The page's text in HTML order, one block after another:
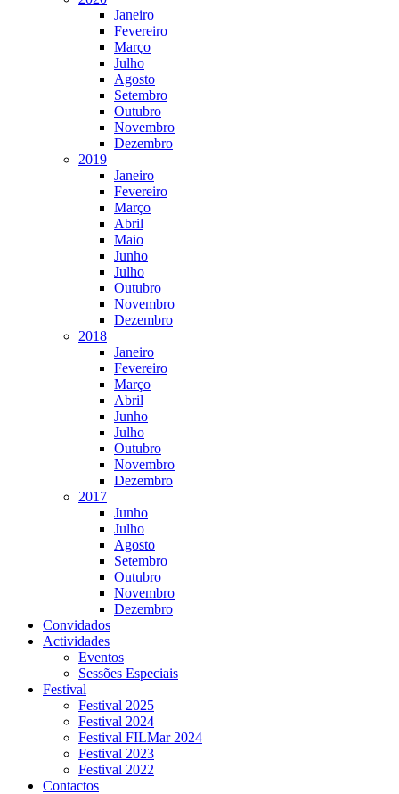
Janeiro
Fevereiro
Março
Julho
Agosto
Setembro
Outubro
Novembro
Dezembro
2019
Janeiro
Fevereiro
Março
Abril
Maio
Junho
Julho
Outubro
Novembro
Dezembro
2018
Janeiro
Fevereiro
Março
Abril
Junho
Julho
Outubro
Novembro
Dezembro
2017
Junho
Julho
Agosto
Setembro
Outubro
Novembro
Dezembro
Convidados
Actividades
Eventos
Sessões Especiais
Festival
Festival 2025
Festival 2024
Festival FILMar 2024
Festival 2023
Festival 2022
Contactos